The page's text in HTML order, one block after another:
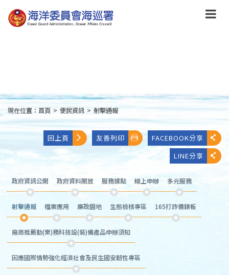
到
主
:::
現在位置： 首頁 > 便民資訊 > 射擊通報
回上頁 友善列印
FACEBOOK分享
LINE分享
政府資訊公開 政府資料開放 服務據點 線上申辦 多元服務
射擊通報 檔案應用 廉政園地 生態檢核專區 165打詐儀錶板
廠商推薦勤(業)務科技設(裝)備產品申辦須知
因應國際情勢強化經濟社會及民生國安韌性專區